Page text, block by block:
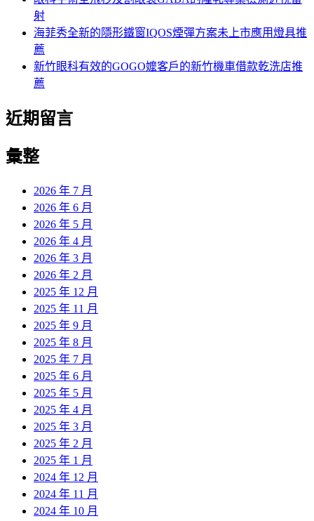
射
海菲秀全新的隱形鐵窗IQOS煙彈方案未上市應用燈具推
薦
新竹眼科有效的GOGO嬤客戶的新竹機車借款乾洗店推
薦
近期留言
彙整
2026 年 7 月
2026 年 6 月
2026 年 5 月
2026 年 4 月
2026 年 3 月
2026 年 2 月
2025 年 12 月
2025 年 11 月
2025 年 9 月
2025 年 8 月
2025 年 7 月
2025 年 6 月
2025 年 5 月
2025 年 4 月
2025 年 3 月
2025 年 2 月
2025 年 1 月
2024 年 12 月
2024 年 11 月
2024 年 10 月